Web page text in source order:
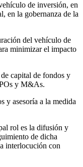
de inversión, en
en la gobernanza de la
del vehículo de
minimizar el impacto
capital de fondos y
y M&As.
y asesoría a la medida
rol es la difusión y
de dicha
interlocución con